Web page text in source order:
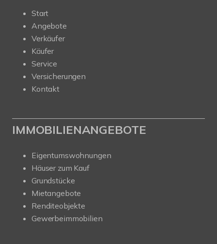
Start
Angebote
Verkäufer
Käufer
Service
Versicherungen
Kontakt
IMMOBILIENANGEBOTE
Eigentumswohnungen
Häuser zum Kauf
Grundstücke
Mietangebote
Renditeobjekte
Gewerbeimmobilien